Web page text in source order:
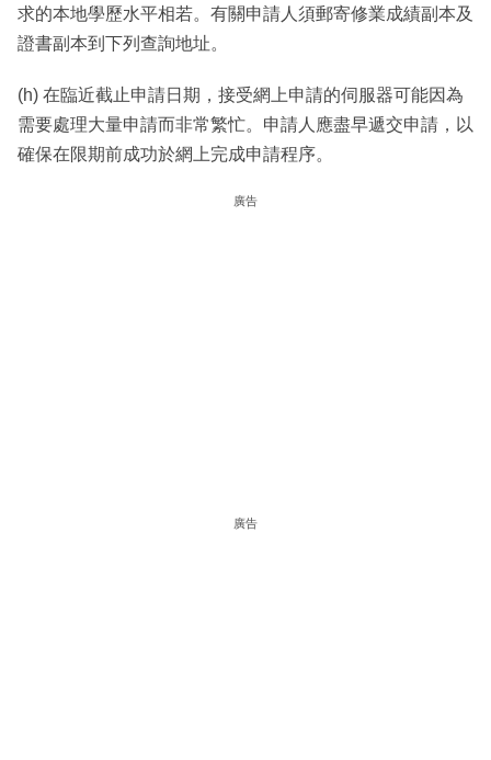
求的本地學歷水平相若。有關申請人須郵寄修業成績副本及
證書副本到下列查詢地址。
(h) 在臨近截止申請日期，接受網上申請的伺服器可能因為
需要處理大量申請而非常繁忙。申請人應盡早遞交申請，以
確保在限期前成功於網上完成申請程序。
廣告
廣告